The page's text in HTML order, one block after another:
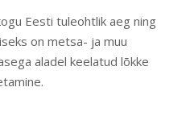
Eesti tuleohtlik aeg ning
on metsa- ja muu
aladel keelatud lõkke